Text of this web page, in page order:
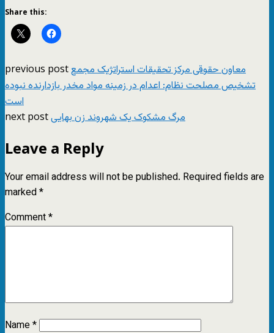
Share this:
previous postمعاون حقوقی مرکز تحقیقات استراتژیک مجمع
تشخیص مصلحت نظام: اعدام در زمینه مواد مخدر بازدارنده نبوده
است
next postمرگ مشکوک یک شهروند زن بهایی
Leave a Reply
Your email address will not be published. Required fields are
marked*
Comment*
Name*